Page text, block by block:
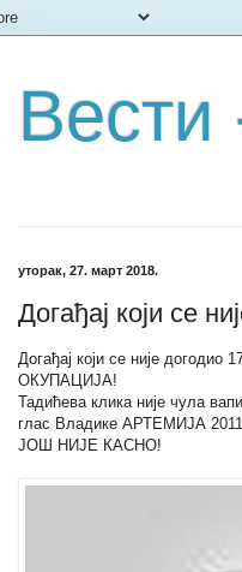
Вести
уторак, 27. март 2018.
Догађај који се
Догађај који се није догодио
ОКУПАЦИЈА!
Тадићева клика није чула
глас Владике АРТЕМИЈА
ЈОШ НИЈЕ КАСНО!